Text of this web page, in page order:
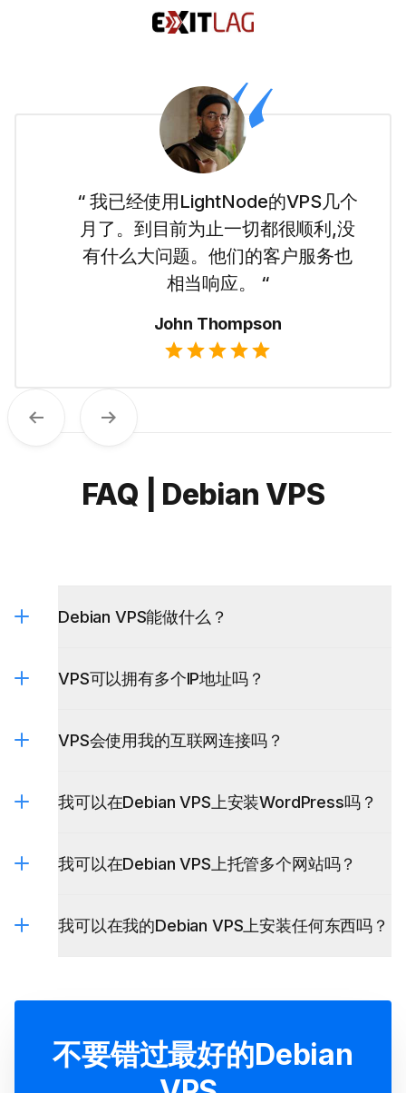
“ 我是网站新手,LightNode的迪拜
VPS让我很容易就上手了。使用起
来很简单,我也喜欢他们直白的定价
方式。 “
Emma Wilson
Previous Next
FAQ | Debian VPS
Debian VPS能做什么？
VPS可以拥有多个IP地址吗？
VPS会使用我的互联网连接吗？
我可以在Debian VPS上安装WordPress吗？
我可以在Debian VPS上托管多个网站吗？
我可以在我的Debian VPS上安装任何东西吗？
不要错过最好的Debian